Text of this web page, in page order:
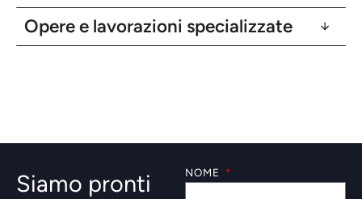
Opere e lavorazioni specializzate
Siamo pronti
NOME